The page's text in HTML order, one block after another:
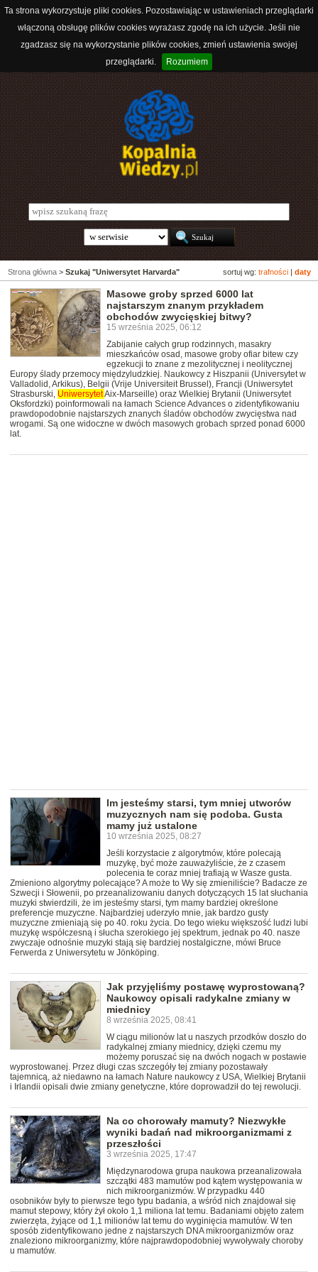
Ta strona wykorzystuje pliki cookies. Pozostawiając w ustawieniach przeglądarki
włączoną obsługę plików cookies wyrażasz zgodę na ich użycie. Jeśli nie
zgadzasz się na wykorzystanie plików cookies, zmień ustawienia swojej
przeglądarki.
Rozumiem
sortuj wg: trafności daty
Strona główna > Szukaj "Uniwersytet Harvarda"
Masowe groby sprzed 6000 lat
najstarszym znanym przykładem
obchodów zwycięskiej bitwy?
15 września 2025, 06:12
Zabijanie całych grup rodzinnych, masakry
mieszkańców osad, masowe groby ofiar bitew czy
egzekucji to znane z mezolitycznej i neolitycznej
Europy ślady przemocy międzyludzkiej. Naukowcy z Hiszpanii (Universytet w
Valladolid, Arkikus), Belgii (Vrije Universiteit Brussel), Francji (Uniwersytet
Strasburski, UniwersytetAix-Marseille) oraz Wielkiej Brytanii (Uniwersytet
Oksfordzki) poinformowali na łamach Science Advances o zidentyfikowaniu
prawdopodobnie najstarszych znanych śladów obchodów zwycięstwa nad
wrogami. Są one widoczne w dwóch masowych grobach sprzed ponad 6000
lat.
Im jesteśmy starsi, tym mniej utworów
muzycznych nam się podoba. Gusta
mamy już ustalone
10 września 2025, 08:27
Jeśli korzystacie z algorytmów, które polecają
muzykę, być może zauważyliście, że z czasem
polecenia te coraz mniej trafiają w Wasze gusta.
Zmieniono algorytmy polecające? A może to Wy się zmieniliście? Badacze ze
Szwecji i Słowenii, po przeanalizowaniu danych dotyczących 15 lat słuchania
muzyki stwierdzili, że im jesteśmy starsi, tym mamy bardziej określone
preferencje muzyczne. Najbardziej uderzyło mnie, jak bardzo gusty
muzyczne zmieniają się po 40. roku życia. Do tego wieku większość ludzi lubi
muzykę współczesną i słucha szerokiego jej spektrum, jednak po 40. nasze
zwyczaje odnośnie muzyki stają się bardziej nostalgiczne, mówi Bruce
Ferwerda z Uniwersytetu w Jönköping.
Jak przyjęliśmy postawę wyprostowaną?
Naukowcy opisali radykalne zmiany w
miednicy
8 września 2025, 08:41
W ciągu milionów lat u naszych przodków doszło do
radykalnej zmiany miednicy, dzięki czemu my
możemy poruszać się na dwóch nogach w postawie
wyprostowanej. Przez długi czas szczegóły tej zmiany pozostawały
tajemnicą, aż niedawno na łamach Nature naukowcy z USA, Wielkiej Brytanii
i Irlandii opisali dwie zmiany genetyczne, które doprowadził do tej rewolucji.
Na co chorowały mamuty? Niezwykłe
wyniki badań nad mikroorganizmami z
przeszłości
3 września 2025, 17:47
Międzynarodowa grupa naukowa przeanalizowała
szczątki 483 mamutów pod kątem występowania w
nich mikroorganizmów. W przypadku 440
osobników były to pierwsze tego typu badania, a wśród nich znajdował się
mamut stepowy, który żył około 1,1 miliona lat temu. Badaniami objęto zatem
zwierzęta, żyjące od 1,1 milionów lat temu do wyginięcia mamutów. W ten
sposób zidentyfikowano jedne z najstarszych DNA mikroorganizmów oraz
znaleziono mikroorganizmy, które najprawdopodobniej wywoływały choroby
u mamutów.